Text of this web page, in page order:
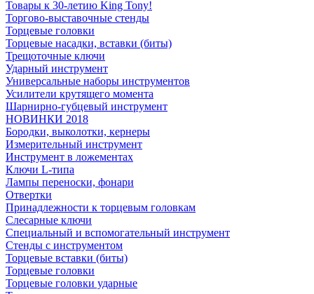
Товары к 30-летию King Tony!
Торгово-выставочные стенды
Торцевые головки
Торцевые насадки, вставки (биты)
Трещоточные ключи
Ударный инструмент
Универсальные наборы инструментов
Усилители крутящего момента
Шарнирно-губцевый инструмент
НОВИНКИ 2018
Бородки, выколотки, кернеры
Измерительный инструмент
Инструмент в ложементах
Ключи L-типа
Лампы переноски, фонари
Отвертки
Принадлежности к торцевым головкам
Слесарные ключи
Специальный и вспомогательный инструмент
Стенды с инструментом
Торцевые вставки (биты)
Торцевые головки
Торцевые головки ударные